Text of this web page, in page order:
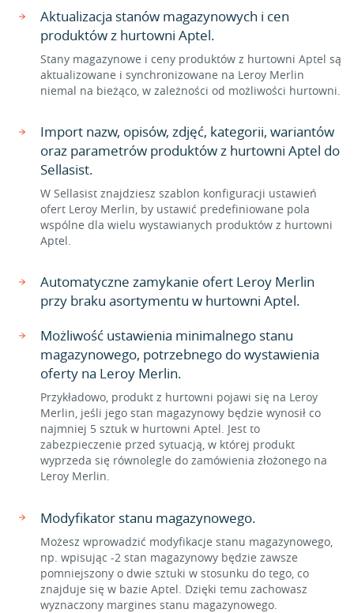
Aktualizacja stanów magazynowych i cen
produktów z hurtowni Aptel.
Stany magazynowe i ceny produktów z hurtowni Aptel są
aktualizowane i synchronizowane na Leroy Merlin
niemal na bieżąco, w zależności od możliwości hurtowni.
Import nazw, opisów, zdjęć, kategorii, wariantów
oraz parametrów produktów z hurtowni Aptel do
Sellasist.
W Sellasist znajdziesz szablon konfiguracji ustawień
ofert Leroy Merlin, by ustawić predefiniowane pola
wspólne dla wielu wystawianych produktów z hurtowni
Aptel.
Automatyczne zamykanie ofert Leroy Merlin
przy braku asortymentu w hurtowni Aptel.
Możliwość ustawienia minimalnego stanu
magazynowego, potrzebnego do wystawienia
oferty na Leroy Merlin.
Przykładowo, produkt z hurtowni pojawi się na Leroy
Merlin, jeśli jego stan magazynowy będzie wynosił co
najmniej 5 sztuk w hurtowni Aptel. Jest to
zabezpieczenie przed sytuacją, w której produkt
wyprzeda się równolegle do zamówienia złożonego na
Leroy Merlin.
Modyfikator stanu magazynowego.
Możesz wprowadzić modyfikacje stanu magazynowego,
np. wpisując -2 stan magazynowy będzie zawsze
pomniejszony o dwie sztuki w stosunku do tego, co
znajduje się w bazie Aptel. Dzięki temu zachowasz
wyznaczony margines stanu magazynowego.